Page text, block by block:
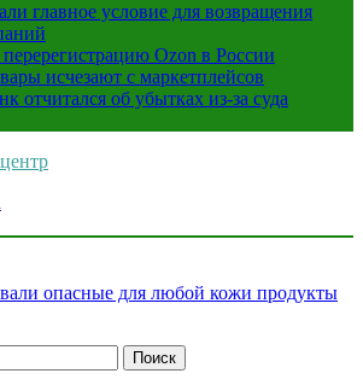
главное условие для возвращения
Ozon в России
исчезают с маркетплейсов
отчитался об убытках из-за суда
опасные для любой кожи продукты